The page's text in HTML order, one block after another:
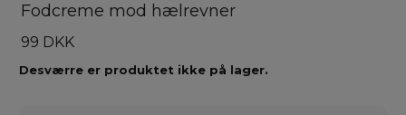
Fodcreme mod hælrevner
99 DKK
Desværre er produktet ikke på lager.